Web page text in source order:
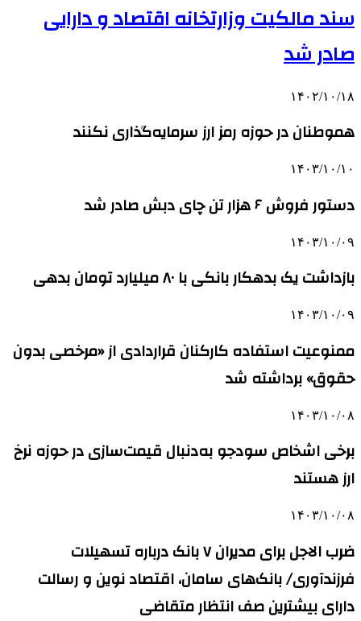
سند مالکیت وزارتخانه اقتصاد و دارایی
صادر شد
۱۴۰۲/۱۰/۱۸
هموطنان در حوزه رمز ارز سرمایه‌گذاری نکنند
۱۴۰۳/۱۰/۱۰
دستور فروش ۶ هزار تن چای دبش صادر شد
۱۴۰۳/۱۰/۰۹
بازداشت یک بدهکار بانکی با ۸۰ میلیارد تومان بدهی
۱۴۰۳/۱۰/۰۹
ممنوعیت استفاده کارکنان قراردادی از «مرخصی بدون
حقوق» برداشته شد
۱۴۰۳/۱۰/۰۸
برخی اشخاص سودجو به‌دنبال قیمت‌سازی در حوزه نرخ
ارز هستند
۱۴۰۳/۱۰/۰۸
ضرب الاجل برای مدیران ۷ بانک درباره تسهیلات
فرزندآوری/ بانک‌های سامان، اقتصاد نوین و رسالت
دارای بیشترین صف انتظار متقاضی